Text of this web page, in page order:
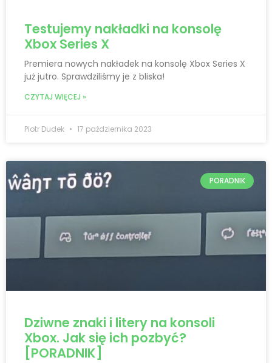
Testujemy nakładki na konsolę
Xbox Series X
Premiera nowych nakładek na konsolę Xbox Series X
już jutro. Sprawdziliśmy je z bliska!
CZYTAJ WIĘCEJ »
Piotr Dudek 17 października 2023
PORADNIK
Dziwne znaki i litery na konsoli
Xbox. Jak się ich pozbyć?
[PORADNIK]